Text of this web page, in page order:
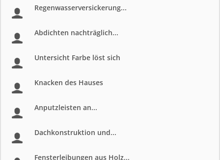
Regenwasserversickerung...
Abdichten nachträglich...
Untersicht Farbe löst sich
Knacken des Hauses
Anputzleisten an...
Dachkonstruktion und...
Fensterleibungen aus Holz...